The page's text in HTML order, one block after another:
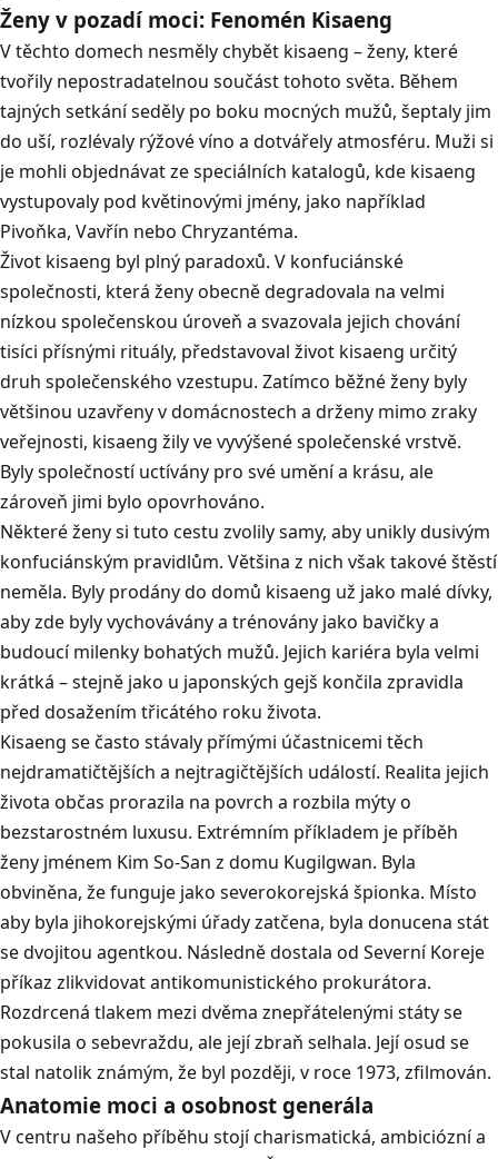
Ženy v pozadí moci: Fenomén Kisaeng
V těchto domech nesměly chybět kisaeng – ženy, které
tvořily nepostradatelnou součást tohoto světa. Během
tajných setkání seděly po boku mocných mužů, šeptaly jim
do uší, rozlévaly rýžové víno a dotvářely atmosféru. Muži si
je mohli objednávat ze speciálních katalogů, kde kisaeng
vystupovaly pod květinovými jmény, jako například
Pivoňka, Vavřín nebo Chryzantéma.
Život kisaeng byl plný paradoxů. V konfuciánské
společnosti, která ženy obecně degradovala na velmi
nízkou společenskou úroveň a svazovala jejich chování
tisíci přísnými rituály, představoval život kisaeng určitý
druh společenského vzestupu. Zatímco běžné ženy byly
většinou uzavřeny v domácnostech a drženy mimo zraky
veřejnosti, kisaeng žily ve vyvýšené společenské vrstvě.
Byly společností uctívány pro své umění a krásu, ale
zároveň jimi bylo opovrhováno.
Některé ženy si tuto cestu zvolily samy, aby unikly dusivým
konfuciánským pravidlům. Většina z nich však takové štěstí
neměla. Byly prodány do domů kisaeng už jako malé dívky,
aby zde byly vychovávány a trénovány jako bavičky a
budoucí milenky bohatých mužů. Jejich kariéra byla velmi
krátká – stejně jako u japonských gejš končila zpravidla
před dosažením třicátého roku života.
Kisaeng se často stávaly přímými účastnicemi těch
nejdramatičtějších a nejtragičtějších událostí. Realita jejich
života občas prorazila na povrch a rozbila mýty o
bezstarostném luxusu. Extrémním příkladem je příběh
ženy jménem Kim So-San z domu Kugilgwan. Byla
obviněna, že funguje jako severokorejská špionka. Místo
aby byla jihokorejskými úřady zatčena, byla donucena stát
se dvojitou agentkou. Následně dostala od Severní Koreje
příkaz zlikvidovat antikomunistického prokurátora.
Rozdrcená tlakem mezi dvěma znepřátelenými státy se
pokusila o sebevraždu, ale její zbraň selhala. Její osud se
stal natolik známým, že byl později, v roce 1973, zfilmován.
Anatomie moci a osobnost generála
V centru našeho příběhu stojí charismatická, ambiciózní a